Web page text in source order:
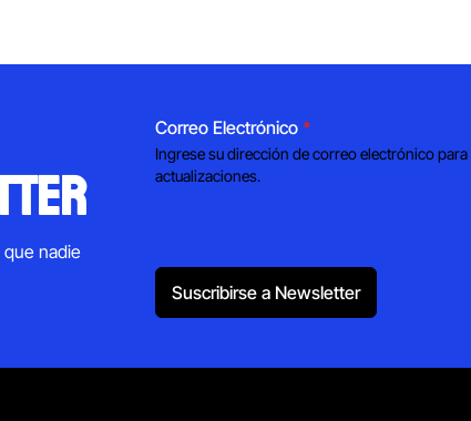
nadie
Correo Electrónico *
Ingrese su dirección de correo electrónico
actualizaciones.
Suscribirse a Newsletter